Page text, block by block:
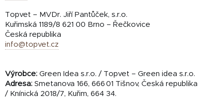
Topvet – MVDr. Jiří Pantůček, s.r.o.
Kuřimská 1189/8 621 00 Brno – Řečkovice
Česká republika
info@topvet.cz
Výrobce: Green Idea s.r.o. / Topvet – Green idea s.r.o.
Adresa: Smetanova 166, 666 01 Tišnov, Česká republika
/ Knínická 2018/7, Kuřim, 664 34.